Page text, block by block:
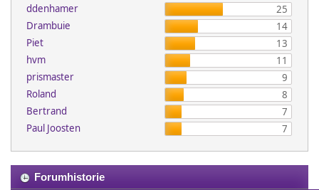
ddenhamer
25
Drambuie
14
Piet
13
hvm
11
prismaster
9
Roland
8
Bertrand
7
Paul Joosten
7
Forumhistorie